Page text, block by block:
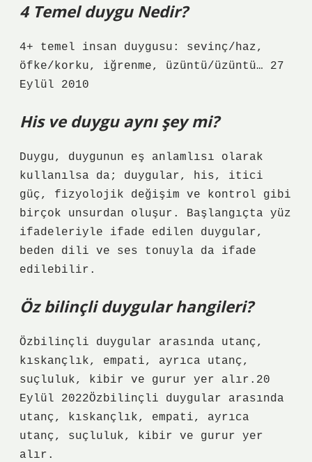
4 Temel duygu Nedir?
4+ temel insan duygusu: sevinç/haz,
öfke/korku, iğrenme, üzüntü/üzüntü… 27
Eylül 2010
His ve duygu aynı şey mi?
Duygu, duygunun eş anlamlısı olarak
kullanılsa da; duygular, his, itici
güç, fizyolojik değişim ve kontrol gibi
birçok unsurdan oluşur. Başlangıçta yüz
ifadeleriyle ifade edilen duygular,
beden dili ve ses tonuyla da ifade
edilebilir.
Öz bilinçli duygular hangileri?
Özbilinçli duygular arasında utanç,
kıskançlık, empati, ayrıca utanç,
suçluluk, kibir ve gurur yer alır.20
Eylül 2022Özbilinçli duygular arasında
utanç, kıskançlık, empati, ayrıca
utanç, suçluluk, kibir ve gurur yer
alır.